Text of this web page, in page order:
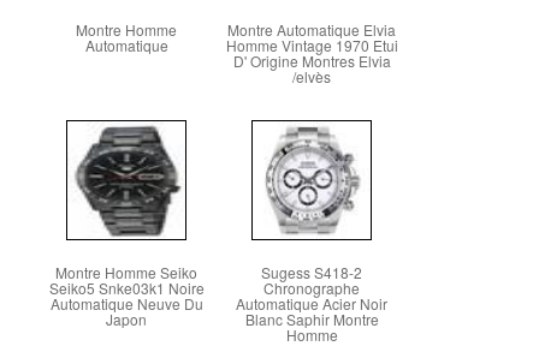
Montre Homme
Automatique
Montre Automatique Elvia
Homme Vintage 1970 Etui
D' Origine Montres Elvia
/elvès
Montre Homme Seiko
Seiko5 Snke03k1 Noire
Automatique Neuve Du
Japon
Sugess S418-2
Chronographe
Automatique Acier Noir
Blanc Saphir Montre
Homme